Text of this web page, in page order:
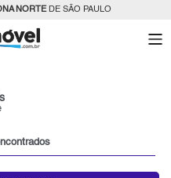
NORTEDE SÃO PAULO